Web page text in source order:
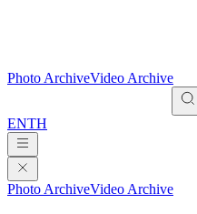
Photo ArchiveVideo Archive
ENTH
Photo ArchiveVideo Archive